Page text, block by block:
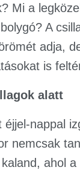
Mi a
A
adja,
is
alatt
éjjel-nappal
nemcsak
ahol